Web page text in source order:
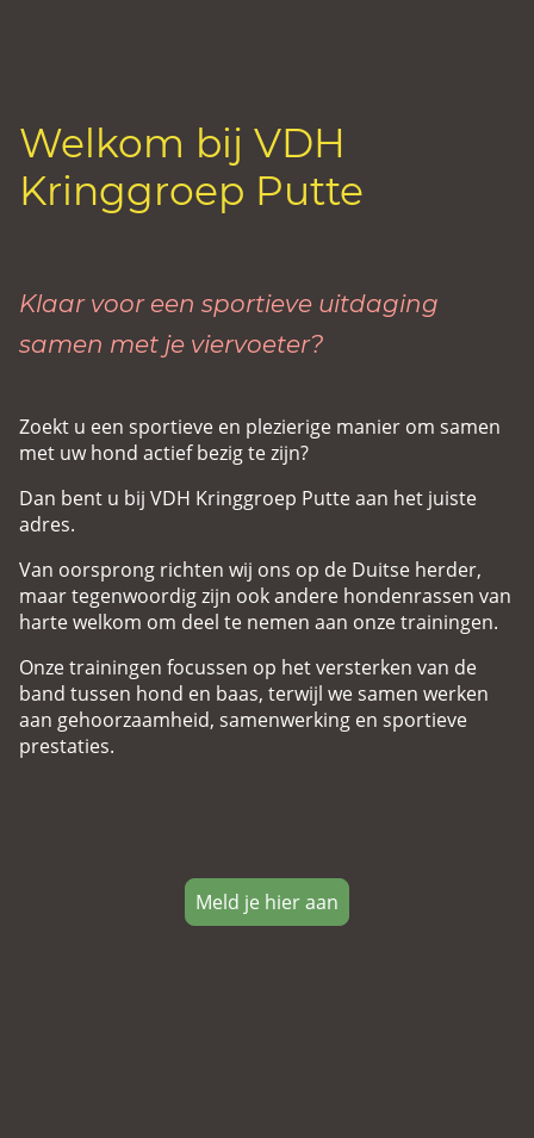
Welkom bij VDH
Kringgroep Putte
Klaar voor een sportieve uitdaging
samen met je viervoeter?
Zoekt u een sportieve en plezierige manier om samen
met uw hond actief bezig te zijn?
Dan bent u bij VDH Kringgroep Putte aan het juiste
adres.
Van oorsprong richten wij ons op de Duitse herder,
maar tegenwoordig zijn ook andere hondenrassen van
harte welkom om deel te nemen aan onze trainingen.
Onze trainingen focussen op het versterken van de
band tussen hond en baas, terwijl we samen werken
aan gehoorzaamheid, samenwerking en sportieve
prestaties.
Meld je hier aan